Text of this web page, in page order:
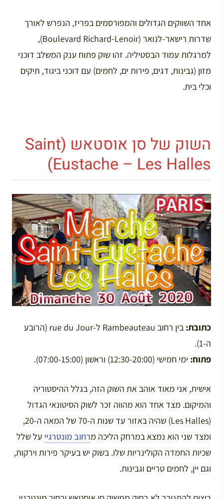
אחד השווקים הגדולים והמפורסמים בפריז, הנפרש לאורך
שדרות רישאר-לנואר (Boulevard Richard-Lenoir),
למרגלות עמוד הבסטיליה. זהו שוק פתוח ענק המשלב דוכני
מזון (גבינות, דגים, פירות ים, לחמים) עם דוכני ביגוד, תיקים
וכלי בית.
השוק של סן אוסטאש (Saint
Eustache – Les Halles)
כתובת:
בין רחוב Rambeauteau ל-rue du Jour (הרובע
ה-1).
פתוח: ימי חמישי (12:30-20:00) וראשון (07:00-15:00).
אישית, אני מאוד אוהב את השוק הזה, בגלל ההיסטוריה
והמיקום. מצד אחד הוא מהווה זכר לשוק הסיטונאי הגדול
(Les Halles) שהיה באזור עד שנות ה-70 של המאה ה-20,
ומצד שני הוא נמצא במרחק הליכה מרחוב מונטרגיי על שלל
שכיות החמדה הקולינריות שלו. בשוק יש בעיקר פירות וירקות,
וגם יין, לחמים טריים וגבינות.